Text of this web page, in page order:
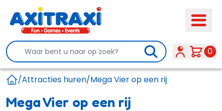
Search 0
/Attracties huren/Mega Vier op een rij
Mega Vier op een rij